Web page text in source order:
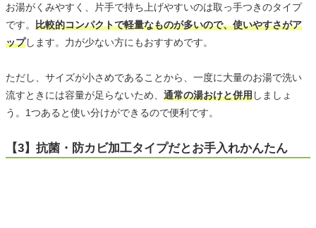
お湯がくみやすく、片手で持ち上げやすいのは取っ手つきのタイプ
です。 比較的コンパクトで軽量なものが多いので、使いやすさがア
ップします。力が少ない方にもおすすめです。
ただし、サイズが小さめであることから、一度に大量のお湯で洗い
流すときには容量が足らないため、 通常の湯おけと併用しましょ
う。1つあると使い分けができるので便利です。
【3】抗菌・防カビ加工タイプだとお手入れかんたん